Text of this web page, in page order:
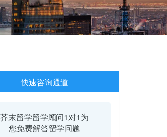
快速咨询通道
芥末留学留学顾问1对1为
您免费解答留学问题